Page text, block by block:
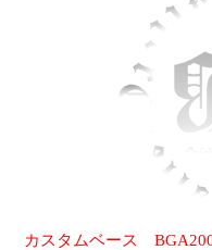
カスタムベース